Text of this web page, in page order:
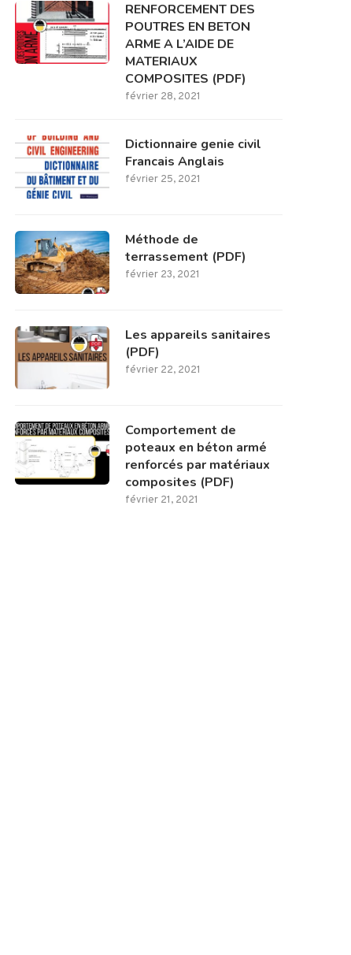
RENFORCEMENT DES
POUTRES EN BETON
ARME A L’AIDE DE
MATERIAUX
COMPOSITES (PDF)
février 28, 2021
Dictionnaire genie civil
Francais Anglais
février 25, 2021
Méthode de
terrassement (PDF)
février 23, 2021
Les appareils sanitaires
(PDF)
février 22, 2021
Comportement de
poteaux en béton armé
renforcés par matériaux
composites (PDF)
février 21, 2021